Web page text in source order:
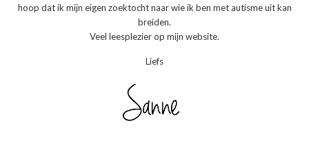
hoop dat ik mijn eigen zoektocht naar wie ik ben met autisme uit kan
breiden.
Veel leesplezier op mijn website.
Liefs